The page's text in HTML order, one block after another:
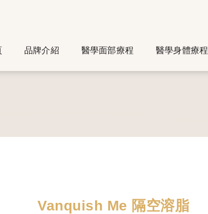
品牌介紹 醫學面部療程 醫學身體療程
Vanquish Me 隔空溶脂